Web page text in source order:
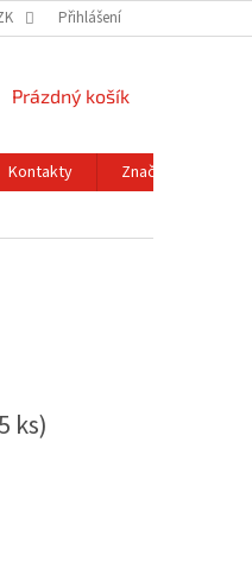
PODMÍNKY
Přihlášení
NÁKUPNÍ
Prázdný košík
Kontakty
Značky
ks)